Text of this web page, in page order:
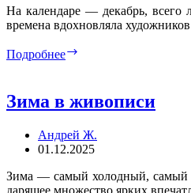
На календаре — декабрь, всего
времена вдохновляла
Подробнее
Зима в живописи
Андрей Ж.
01.12.2025
Зима — самый холодный, самый